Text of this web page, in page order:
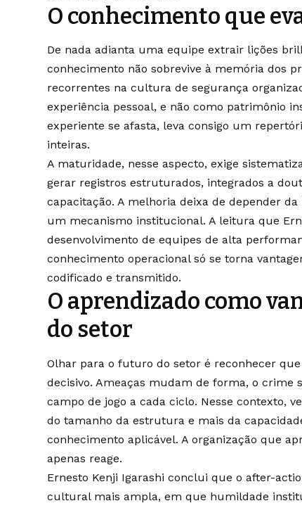
O conhecimento que
De nada adianta uma equipe extrair lições
conhecimento não sobrevive à memória dos
recorrentes na cultura de segurança
experiência pessoal, e não como patrimônio
experiente se afasta, leva consigo um
inteiras.
A maturidade, nesse aspecto, exige
gerar registros estruturados, integrados a
capacitação. A melhoria deixa de depender
um mecanismo institucional. A leitura que
desenvolvimento de equipes de alta
conhecimento operacional só se torna
codificado e transmitido.
O aprendizado como
do setor
Olhar para o futuro do setor é reconhecer
decisivo. Ameaças mudam de forma, o crime
campo de jogo a cada ciclo. Nesse contexto,
do tamanho da estrutura e mais da
conhecimento aplicável. A organização que
apenas reage.
Ernesto Kenji Igarashi conclui que o after-
cultural mais ampla, em que humildade